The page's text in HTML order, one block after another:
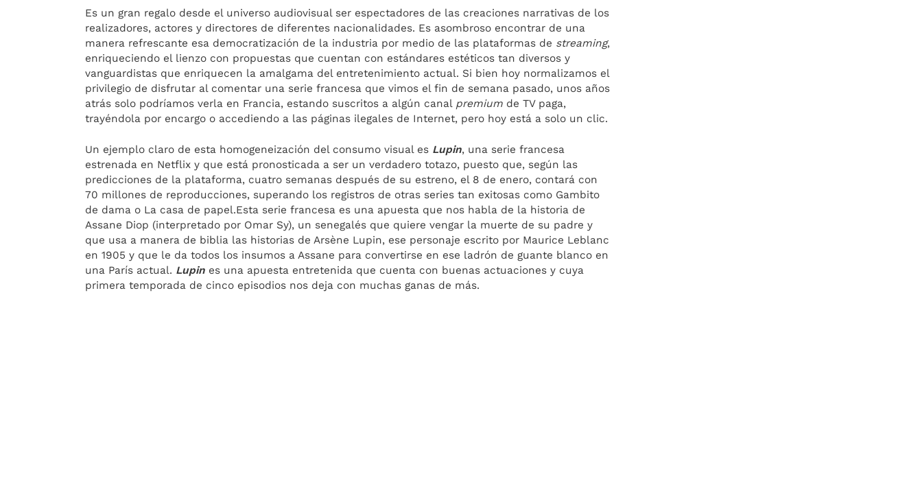
Es un gran regalo desde el universo audiovisual ser espectadores de las creaciones narrativas de los
realizadores, actores y directores de diferentes nacionalidades. Es asombroso encontrar de una
manera refrescante esa democratización de la industria por medio de las plataformas de streaming,
enriqueciendo el lienzo con propuestas que cuentan con estándares estéticos tan diversos y
vanguardistas que enriquecen la amalgama del entretenimiento actual. Si bien hoy normalizamos el
privilegio de disfrutar al comentar una serie francesa que vimos el fin de semana pasado, unos años
atrás solo podríamos verla en Francia, estando suscritos a algún canal premium de TV paga,
trayéndola por encargo o accediendo a las páginas ilegales de Internet, pero hoy está a solo un clic.
Un ejemplo claro de esta homogeneización del consumo visual es Lupin, una serie francesa
estrenada en Netflix y que está pronosticada a ser un verdadero totazo, puesto que, según las
predicciones de la plataforma, cuatro semanas después de su estreno, el 8 de enero, contará con
70 millones de reproducciones, superando los registros de otras series tan exitosas como Gambito
de dama o La casa de papel.Esta serie francesa es una apuesta que nos habla de la historia de
Assane Diop (interpretado por Omar Sy), un senegalés que quiere vengar la muerte de su padre y
que usa a manera de biblia las historias de Arsène Lupin, ese personaje escrito por Maurice Leblanc
en 1905 y que le da todos los insumos a Assane para convertirse en ese ladrón de guante blanco en
una París actual. Lupin es una apuesta entretenida que cuenta con buenas actuaciones y cuya
primera temporada de cinco episodios nos deja con muchas ganas de más.